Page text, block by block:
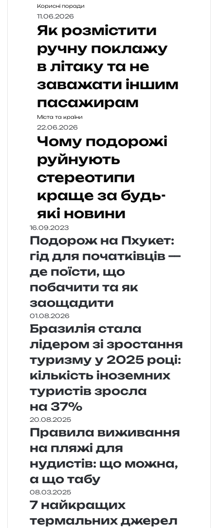
Корисні поради
11.06.2026
Як розмістити
ручну поклажу
в літаку та не
заважати іншим
пасажирам
Міста та країни
22.06.2026
Чому подорожі
руйнують
стереотипи
краще за будь-
які новини
16.09.2023
Подорож на Пхукет:
гід для початківців —
де поїсти, що
побачити та як
заощадити
01.08.2026
Бразилія стала
лідером зі зростання
туризму у 2025 році:
кількість іноземних
туристів зросла
на 37%
20.08.2025
Правила виживання
на пляжі для
нудистів: що можна,
а що табу
08.03.2025
7 найкращих
термальних джерел